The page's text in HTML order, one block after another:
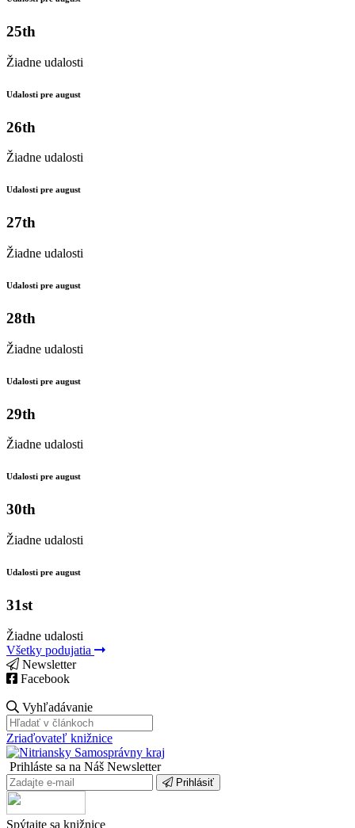
25th
Žiadne udalosti
Udalosti pre august
26th
Žiadne udalosti
Udalosti pre august
27th
Žiadne udalosti
Udalosti pre august
28th
Žiadne udalosti
Udalosti pre august
29th
Žiadne udalosti
Udalosti pre august
30th
Žiadne udalosti
Udalosti pre august
31st
Žiadne udalosti
Všetky podujatia
Newsletter
Facebook
Vyhľadávanie
Zriaďovateľ knižnice
Prihláste sa na Náš Newsletter
Prihlásiť
Spýtajte sa knižnice